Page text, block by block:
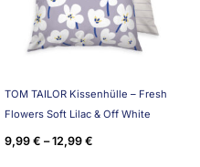
TOM TAILOR Kissenhülle – Fresh
Flowers Soft Lilac & Off White
9,99 € –12,99 €